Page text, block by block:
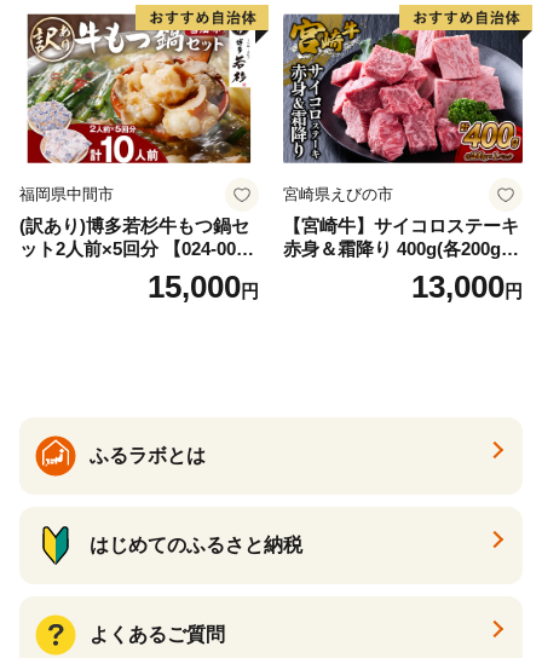
福岡県中間市
(訳あり)博多若杉牛もつ鍋セ
ット2人前×5回分 【024-002
15,000円
宮崎県えびの市
【宮崎牛】サイコロステーキ
赤身＆霜降り 400g(各200g×
１P 計2P) 真空パック 冷凍
13,000円
ふるラボとは
はじめてのふるさと納税
よくあるご質問